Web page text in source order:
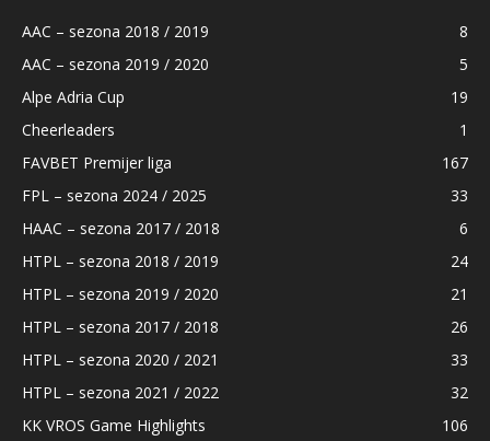
AAC – sezona 2018 / 2019
8
AAC – sezona 2019 / 2020
5
Alpe Adria Cup
19
Cheerleaders
1
FAVBET Premijer liga
167
FPL – sezona 2024 / 2025
33
HAAC – sezona 2017 / 2018
6
HTPL – sezona 2018 / 2019
24
HTPL – sezona 2019 / 2020
21
HTPL – sezona 2017 / 2018
26
HTPL – sezona 2020 / 2021
33
HTPL – sezona 2021 / 2022
32
KK VROS Game Highlights
106